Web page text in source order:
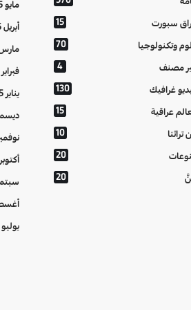
سبورت 15
وتكنولوجيا 70
مصنف 4
غرافيك 130
عراقية 15
تراثنا 10
20
20
مايو 2025
أبريل 2025
مارس
فبراير 2025
يناير 2025
ديسمبر
نوفمبر
أكتوبر 2024
سبتمبر
يوليو 2024